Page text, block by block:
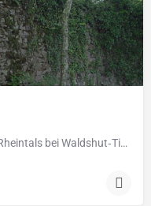
Ruine einer Höhenburg oberhalb des Rheintals bei Waldshut‑Tiengen